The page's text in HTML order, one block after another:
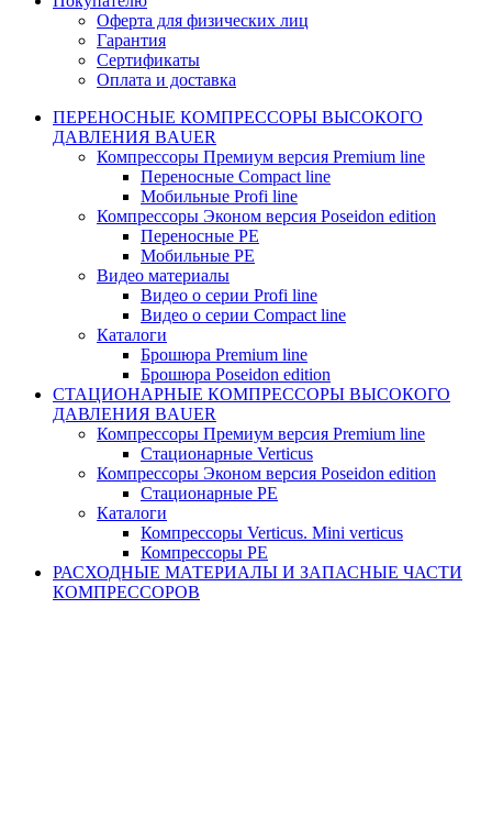
Оферта для физических лиц
Гарантия
Сертификаты
Оплата и доставка
ПЕРЕНОСНЫЕ КОМПРЕССОРЫ ВЫСОКОГО
ДАВЛЕНИЯ BAUER
Компрессоры Премиум версия Premium line
Переносные Compact line
Мобильные Profi line
Компрессоры Эконом версия Poseidon edition
Переносные PE
Мобильные PE
Видео материалы
Видео о серии Profi line
Видео о серии Compact line
Каталоги
Брошюра Premium line
Брошюра Poseidon edition
СТАЦИОНАРНЫЕ КОМПРЕССОРЫ ВЫСОКОГО
ДАВЛЕНИЯ BAUER
Компрессоры Премиум версия Premium line
Стационарные Verticus
Компрессоры Эконом версия Poseidon edition
Стационарные PE
Каталоги
Компрессоры Verticus. Mini verticus
Компрессоры PE
РАСХОДНЫЕ МАТЕРИАЛЫ И ЗАПАСНЫЕ ЧАСТИ
КОМПРЕССОРОВ